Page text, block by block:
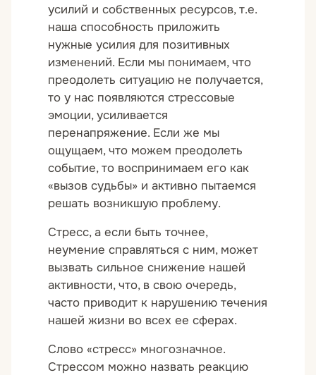
усилий и собственных ресурсов, т.е.
наша способность приложить
нужные усилия для позитивных
изменений. Если мы понимаем, что
преодолеть ситуацию не получается,
то у нас появляются стрессовые
эмоции, усиливается
перенапряжение. Если же мы
ощущаем, что можем преодолеть
событие, то воспринимаем его как
«вызов судьбы» и активно пытаемся
решать возникшую проблему.
Стресс, а если быть точнее,
неумение справляться с ним, может
вызвать сильное снижение нашей
активности, что, в свою очередь,
часто приводит к нарушению течения
нашей жизни во всех ее сферах.
Слово «стресс» многозначное.
Стрессом можно назвать реакцию